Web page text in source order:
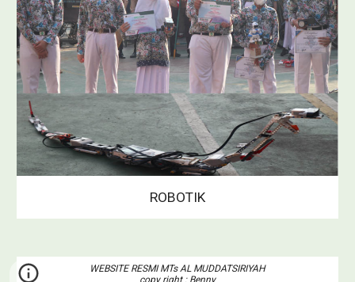
ROBOTIK
WEBSITE RESMI MTs AL MUDDATSIRIYAH
copy right : Benny